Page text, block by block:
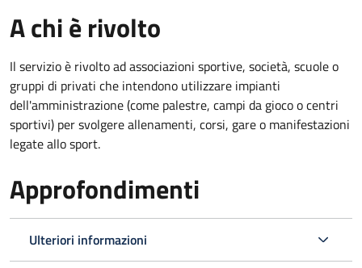
A chi è rivolto
Il servizio è rivolto ad associazioni sportive, società, scuole o
gruppi di privati che intendono utilizzare impianti
dell'amministrazione (come palestre, campi da gioco o centri
sportivi) per svolgere allenamenti, corsi, gare o manifestazioni
legate allo sport.
Approfondimenti
Ulteriori informazioni